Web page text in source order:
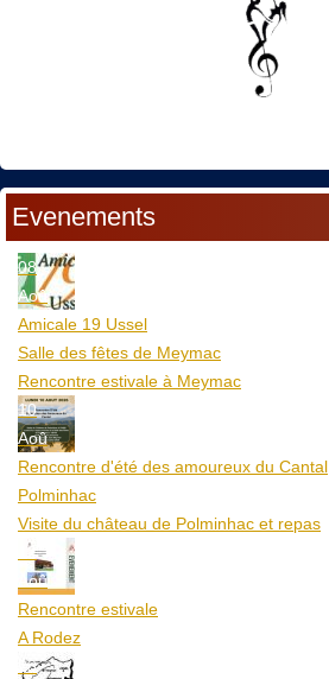
Evenements
08
Aoû
Amicale 19 Ussel
Salle des fêtes de Meymac
Rencontre estivale à Meymac
10
Aoû
Rencontre d'été des amoureux du Cantal
Polminhac
Visite du château de Polminhac et repas
12
Aoû
Rencontre estivale
A Rodez
23